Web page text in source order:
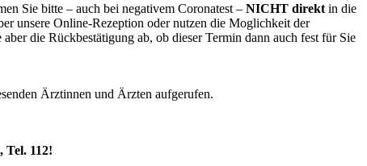
Sie bitte – auch bei negativem Coronatest – NICHT direkt in die
unsere Online-Rezeption oder nutzen die Moglichkeit der
die Rückbestätigung ab, ob dieser Termin dann auch fest für Sie
Ärztinnen und Ärzten aufgerufen.
Tel. 112!